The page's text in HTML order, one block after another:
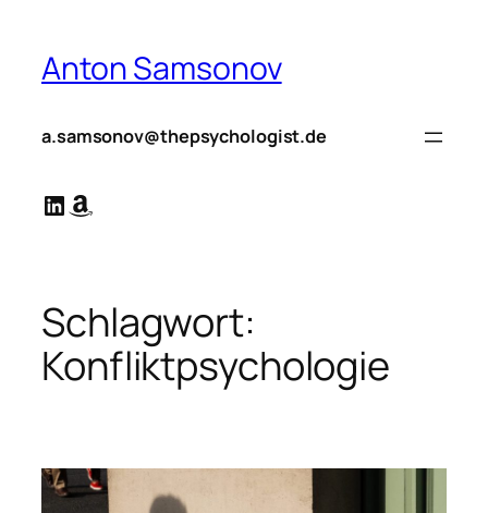
springen
Anton Samsonov
a.samsonov@thepsychologist.de
LinkedIn
Amazon
Schlagwort:
Konfliktpsychologie